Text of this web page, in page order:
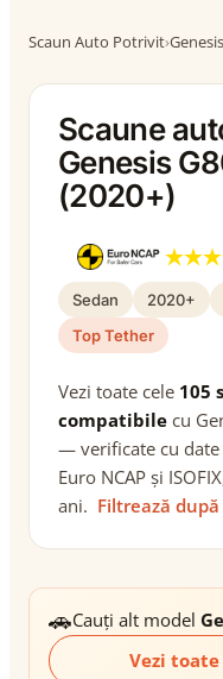
Scaun Auto Potrivit›Genesis
Scaune
Genesis
(2020+)
Sedan 2020+
Top Tether
Vezi toate cele 105
compatibile cu
— verificate cu
Euro NCAP și
ani. Filtrează
🚗Cauți alt model
Vezi